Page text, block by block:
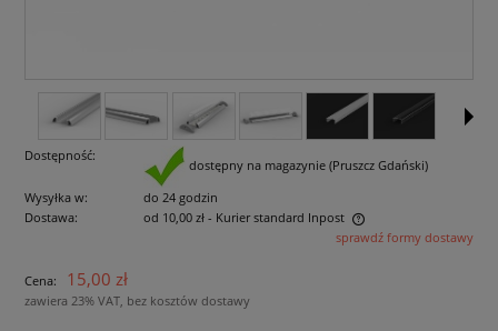
Dostępność:
dostępny na magazynie (Pruszcz Gdański)
Wysyłka w:
do 24 godzin
Dostawa:
od 10,00 zł - Kurier standard Inpost
Cena nie zawiera ewentualnych kosztów płatnościsprawdź formy dostawy
Cena: 15,00 zł
zawiera 23% VAT, bez kosztów dostawy